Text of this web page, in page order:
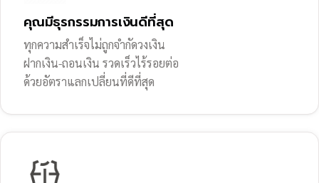
คุณมีธุรกรรมการเงินดีที่สุด
ทุกความสำเร็จไม่ถูกจำกัดวงเงิน
ฝากเงิน-ถอนเงิน รวดเร็วไร้รอยต่อ
ด้วยอัตราแลกเปลี่ยนที่ดีที่สุด